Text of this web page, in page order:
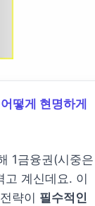
떻게 현명하게
1금융권(시중은
계신데요. 이
략이 필수적인